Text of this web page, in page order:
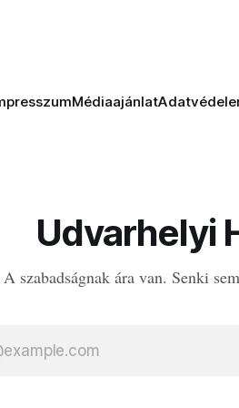
Médiaajánlat
Udvarhelyi
A szabadságnak ára van. Senki